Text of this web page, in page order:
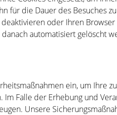
für die Dauer des Besuches
oder Ihren
automatisiert gelöscht
ein, um Ihre
Falle der Erhebung und
Unsere